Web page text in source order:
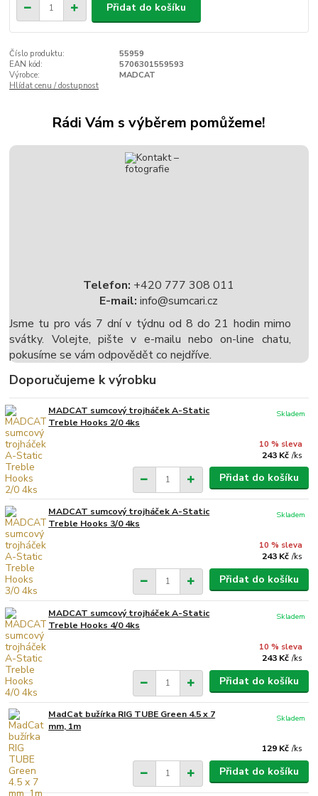
Přidat do košíku
Číslo produktu:
55959
EAN kód:
5706301559593
Výrobce:
MADCAT
Hlídat cenu / dostupnost
Rádi Vám s výběrem pomůžeme!
Telefon: +420 777 308 011
E-mail: info@sumcari.cz
Jsme tu pro vás 7 dní v týdnu od 8 do 21 hodin mimo
svátky. Volejte, pište v e-mailu nebo on-line chatu,
pokusíme se vám odpovědět co nejdříve.
Doporučujeme k výrobku
MADCAT sumcový trojháček A-Static
Treble Hooks 2/0 4ks
10 % sleva
243 Kč /ks
Skladem
Přidat do košíku
MADCAT sumcový trojháček A-Static
Treble Hooks 3/0 4ks
10 % sleva
243 Kč /ks
Skladem
Přidat do košíku
MADCAT sumcový trojháček A-Static
Treble Hooks 4/0 4ks
10 % sleva
243 Kč /ks
Skladem
Přidat do košíku
MadCat bužírka RIG TUBE Green 4.5 x 7
mm, 1m
129 Kč /ks
Skladem
Přidat do košíku